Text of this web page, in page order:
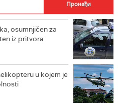
osumnjičen za
iz pritvora
u kojem je